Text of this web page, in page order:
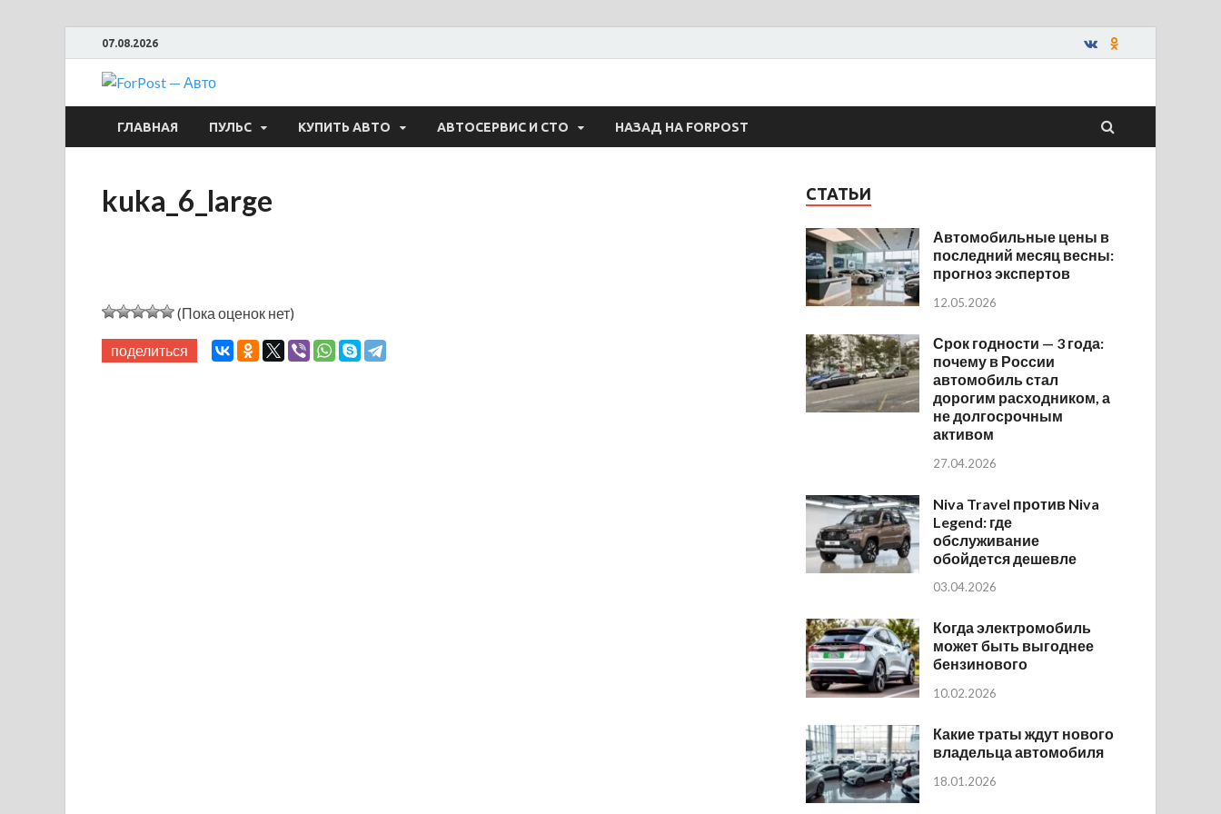
07.08.2026
ForPost — Авто
ГЛАВНАЯ ПУЛЬС КУПИТЬ АВТО АВТОСЕРВИС И СТО НАЗАД НА FORPOST
kuka_6_large
(Пока оценок нет)
поделиться
СТАТЬИ
Автомобильные цены в
последний месяц весны:
прогноз экспертов
12.05.2026
Срок годности — 3 года:
почему в России
автомобиль стал
дорогим расходником, а
не долгосрочным
активом
27.04.2026
Niva Travel против Niva
Legend: где
обслуживание
обойдется дешевле
03.04.2026
Когда электромобиль
может быть выгоднее
бензинового
10.02.2026
Какие траты ждут нового
владельца автомобиля
18.01.2026